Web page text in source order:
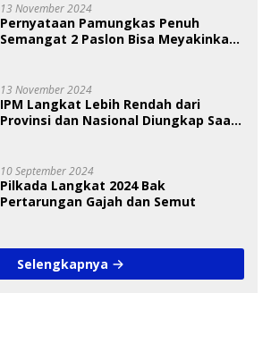
13 November 2024
Pernyataan Pamungkas Penuh
Semangat 2 Paslon Bisa Meyakinkan
13 November 2024
IPM Langkat Lebih Rendah dari
Provinsi dan Nasional Diungkap Saat
10 September 2024
Pilkada Langkat 2024 Bak
Pertarungan Gajah dan Semut
Selengkapnya